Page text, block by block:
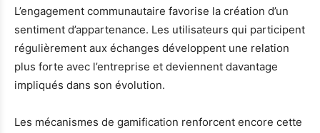
L’engagement communautaire favorise la création d’un
sentiment d’appartenance. Les utilisateurs qui participent
régulièrement aux échanges développent une relation
plus forte avec l’entreprise et deviennent davantage
impliqués dans son évolution.
Les mécanismes de gamification renforcent encore cette